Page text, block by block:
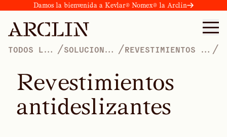
Damos la bienvenida a Kevlar® Nomex® la Arclin
TODOS LOS /SOLUCIONES /REVESTIMIENTOS DE /
Revestimientos
antideslizantes